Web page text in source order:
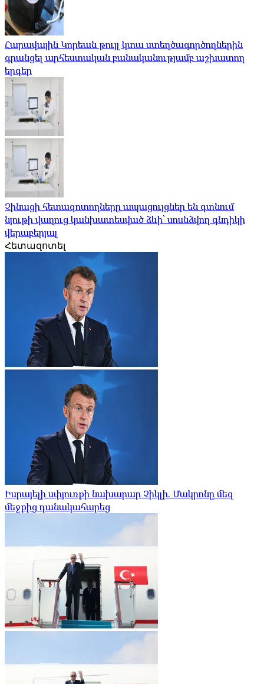
Հարավային Կորեան թույլ կտա ստեղծագործողներին
գրանցել արհեստական ​​բանականությամբ աշխատող
երգեր
Չինացի հետազոտողները ապացույցներ են գտնում
նյութի վաղուց կանխատեսված ձևի՝ սոսնձվող գնդիկի
վերաբերյալ
Հետազոտել
Իսրայելի սփյուռքի նախարար Չիկլի. Մակրոնը մեզ
մեջքից դանակահարեց